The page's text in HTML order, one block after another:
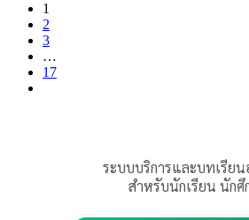
1
2
3
…
17
ระบบบริการและบทเรีย
สำหรับนักเรียน นักศึ